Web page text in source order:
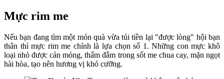
Mực rim me
Nếu bạn đang tìm một món quà vừa túi tiền lại "được lòng" hội bạn
thân thì mực rim me chính là lựa chọn số 1. Những con mực khô
loại nhỏ được cán mỏng, thấm đẫm trong sốt me chua cay, mặn ngọt
hài hòa, tạo nên hương vị khó cưỡng.